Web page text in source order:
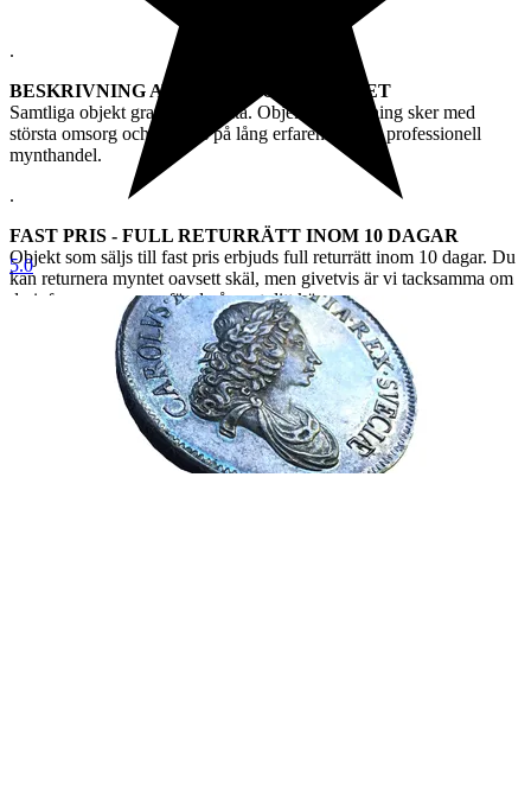
.
BESKRIVNING AV OBJEKT OCH ÄKTHET
Samtliga objekt graranteras äkta. Objektsbeskrivning sker med
största omsorg och baseras på lång erfarenhet från professionell
mynthandel.
.
FAST PRIS - FULL RETURRÄTT INOM 10 DAGAR
Objekt som säljs till fast pris erbjuds full returrätt inom 10 dagar. Du
kan returnera myntet oavsett skäl, men givetvis är vi tacksamma om
du informerar oss varför du ångrat ditt köp.
For buyers outside Sweden, we will calculate actual freight. All
items will be sent as registered mail.
5.0